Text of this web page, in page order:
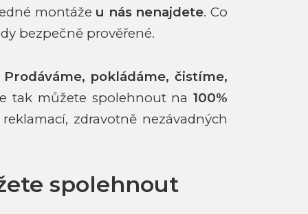
montáže u nás nenajdete. Co
bezpečně prověřené.
Prodáváme, pokládáme, čistíme,
tak můžete spolehnout na100%
zdravotně nezávadných
spolehnout